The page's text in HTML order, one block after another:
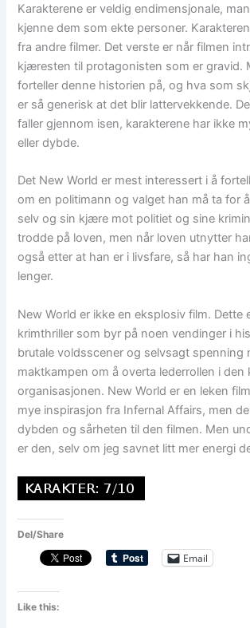
Karakterene er veldig endimensjonale,
kjenne dem som ekte personer.
fra andre filmer. Det verste er når filmen
kjæresten til protagonisten som er gravid.
forteller denne historien på, og hva som
er så generisk at det blir lattervekkende.
faller gjennom isen, karakterene har ikke
eller dybde.
Det New World er mest interessert i å
om en politimann og valget han må ta for
selv og sin kjære mot politiet og sine
trodde på loven, men når loven utnytter
også etter at han er i livsfare, så har han
lenger.
New World er ikke en eksplosiv film. Dette
krimthriller som byr på noen vendinger i
brutale voldsscener og selvsagt spenning
maktkampen om å overta lederrollen i den
organisasjonen. New World er en leken
mye inspirasjon fra Infernal Affairs, men
dybden og sårheten til den filmen. Men
er den, selv om jeg savnet litt mer energi
Del/Share
Email
Like this: